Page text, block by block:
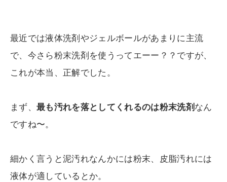
最近では液体洗剤やジェルボールがあまりに主流
で、今さら粉末洗剤を使うってエーー？？ですが、
これが本当、正解でした。
まず、最も汚れを落としてくれるのは粉末洗剤 なん
ですね〜。
細かく言うと泥汚れなんかには粉末、皮脂汚れには
液体が適しているとか。